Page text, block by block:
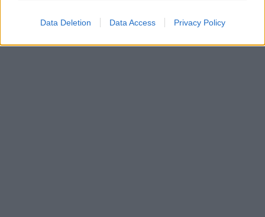
Data Deletion Data Access Privacy Policy